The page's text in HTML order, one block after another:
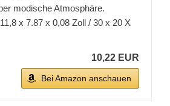
modische Atmosphäre.
x 7.87 x 0,08 Zoll / 30 x 20 X
10,22 EUR
Bei Amazon anschauen